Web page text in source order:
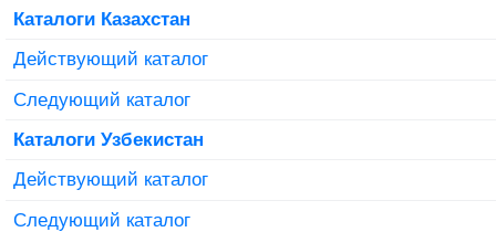
Каталоги Казахстан
Действующий каталог
Следующий каталог
Каталоги Узбекистан
Действующий каталог
Следующий каталог